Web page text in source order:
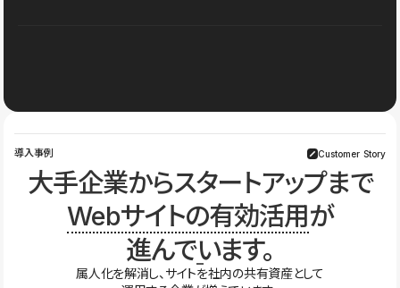
導入事例 Customer Story
大手企業からスタートアップまで
Webサイトの有効活用が
進んでいます。
属人化を解消し、サイトを社内の共有資産として